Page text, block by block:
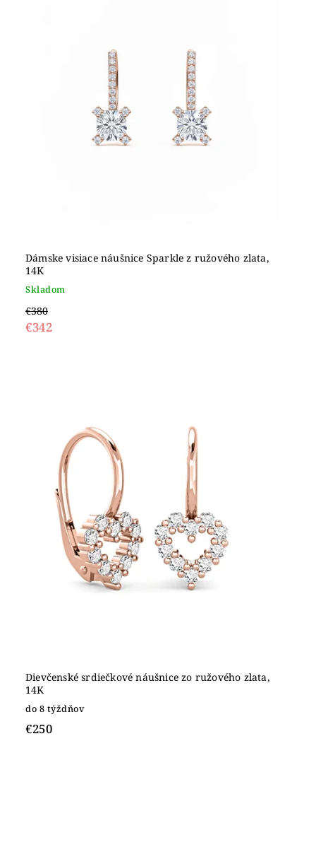
Dámske visiace náušnice Sparkle z ružového zlata,
14K
Skladom
€380
€342
Dievčenské srdiečkové náušnice zo ružového zlata,
14K
do 8 týždňov
€250